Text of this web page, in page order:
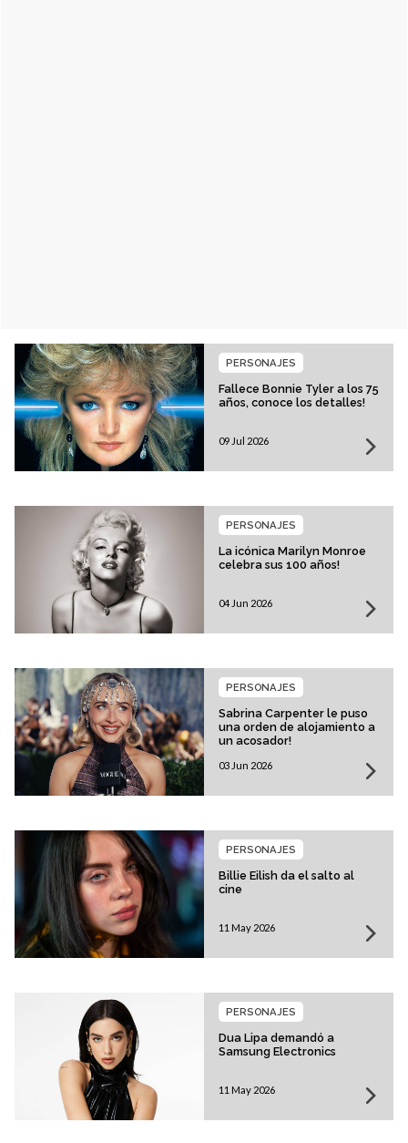
Fallece Bonnie Tyler a los 75
años, conoce los detalles!
PERSONAJES
09 Jul 2026
La icónica Marilyn Monroe
celebra sus 100 años!
PERSONAJES
04 Jun 2026
Sabrina Carpenter le puso
una orden de alojamiento a
un acosador!
PERSONAJES
03 Jun 2026
Billie Eilish da el salto al
cine
PERSONAJES
11 May 2026
Dua Lipa demandó a
Samsung Electronics
PERSONAJES
11 May 2026